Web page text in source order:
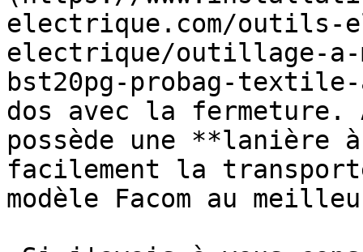
electrique.com/
electrique/outillage-a-
bst20pg-probag-
dos avec la
possède une **lanière
facilement la
modèle Facom au